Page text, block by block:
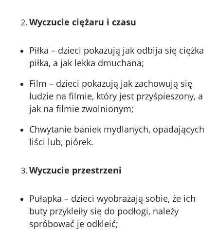
Wyczucie ciężaru i czasu
Piłka – dzieci pokazują jak odbija się ciężka
piłka, a jak lekka dmuchana;
Film – dzieci pokazują jak zachowują się
ludzie na filmie, który jest przyśpieszony, a
jak na filmie zwolnionym;
Chwytanie baniek mydlanych, opadających
liści lub, piórek.
Wyczucie przestrzeni
Pułapka – dzieci wyobrażają sobie, że ich
buty przykleiły się do podłogi, należy
spróbować je odkleić;